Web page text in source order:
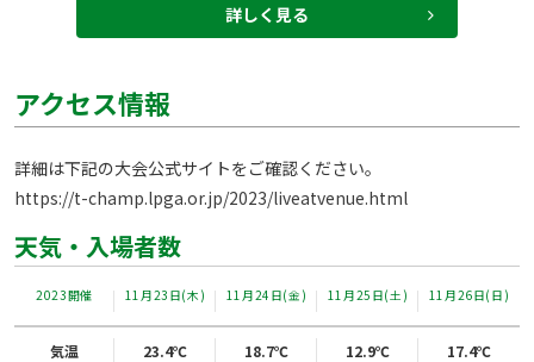
詳しく見る
アクセス情報
https://t-champ.lpga.or.jp/2023/liveatvenue.html
天気・入場者数
2023開催 11月23日(木) 11月24日(金) 11月25日(土) 11月26日(日)
気温 23.4℃ 18.7℃ 12.9℃ 17.4℃